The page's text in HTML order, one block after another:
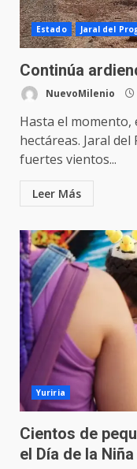
Estado Jaral del
Continúa
NuevoMilenio
Hasta el momento,
hectáreas. Jaral
fuertes vientos...
Leer Más
Yuriria
Cientos de
el Día de la